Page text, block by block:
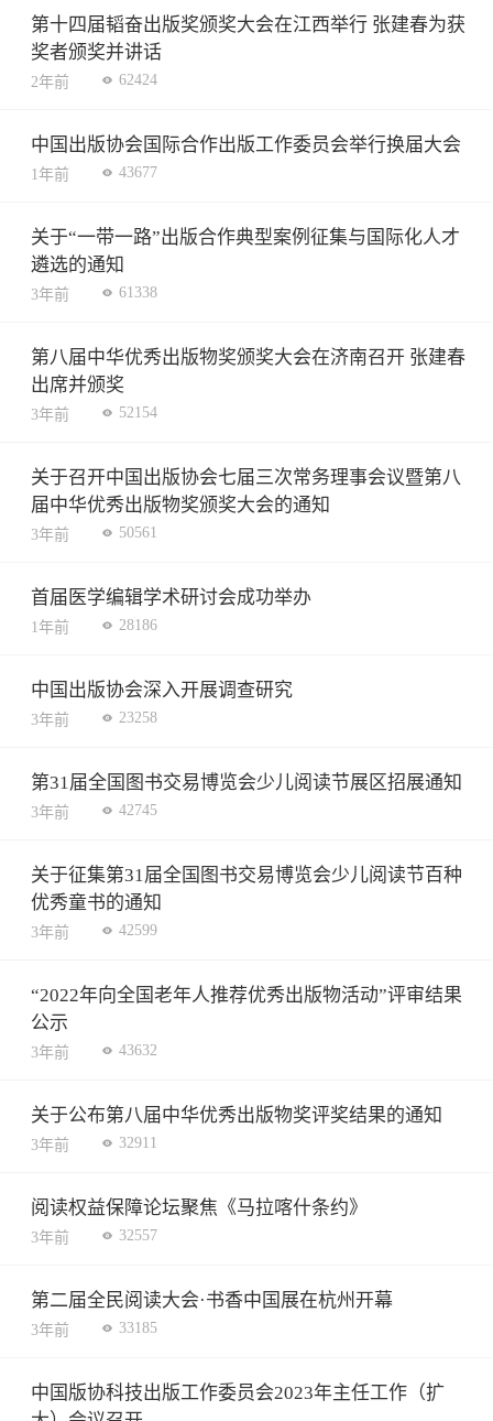
第十四届韬奋出版奖颁奖大会在江西举行 张建春为获
奖者颁奖并讲话
2年前 62424
中国出版协会国际合作出版工作委员会举行换届大会
1年前 43677
关于“一带一路”出版合作典型案例征集与国际化人才
遴选的通知
3年前 61338
第八届中华优秀出版物奖颁奖大会在济南召开 张建春
出席并颁奖
3年前 52154
关于召开中国出版协会七届三次常务理事会议暨第八
届中华优秀出版物奖颁奖大会的通知
3年前 50561
首届医学编辑学术研讨会成功举办
1年前 28186
中国出版协会深入开展调查研究
3年前 23258
第31届全国图书交易博览会少儿阅读节展区招展通知
3年前 42745
关于征集第31届全国图书交易博览会少儿阅读节百种
优秀童书的通知
3年前 42599
“2022年向全国老年人推荐优秀出版物活动”评审结果
公示
3年前 43632
关于公布第八届中华优秀出版物奖评奖结果的通知
3年前 32911
阅读权益保障论坛聚焦《马拉喀什条约》
3年前 32557
第二届全民阅读大会·书香中国展在杭州开幕
3年前 33185
中国版协科技出版工作委员会2023年主任工作（扩